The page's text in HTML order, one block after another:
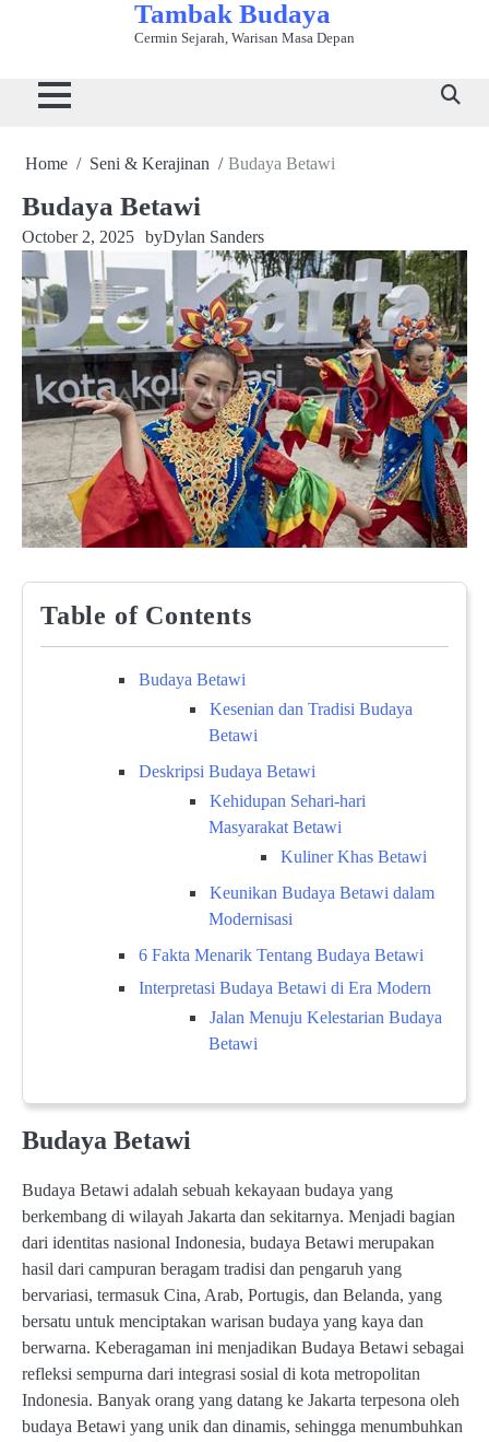
Tambak Budaya
Cermin Sejarah, Warisan Masa Depan
Home Seni & Kerajinan Budaya Betawi
Budaya Betawi
October 2, 2025 byDylan Sanders
Table of Contents
Budaya Betawi
Kesenian dan Tradisi Budaya
Betawi
Deskripsi Budaya Betawi
Kehidupan Sehari-hari
Masyarakat Betawi
Kuliner Khas Betawi
Keunikan Budaya Betawi dalam
Modernisasi
6 Fakta Menarik Tentang Budaya Betawi
Interpretasi Budaya Betawi di Era Modern
Jalan Menuju Kelestarian Budaya
Betawi
Budaya Betawi
Budaya Betawi adalah sebuah kekayaan budaya yang
berkembang di wilayah Jakarta dan sekitarnya. Menjadi bagian
dari identitas nasional Indonesia, budaya Betawi merupakan
hasil dari campuran beragam tradisi dan pengaruh yang
bervariasi, termasuk Cina, Arab, Portugis, dan Belanda, yang
bersatu untuk menciptakan warisan budaya yang kaya dan
berwarna. Keberagaman ini menjadikan Budaya Betawi sebagai
refleksi sempurna dari integrasi sosial di kota metropolitan
Indonesia. Banyak orang yang datang ke Jakarta terpesona oleh
budaya Betawi yang unik dan dinamis, sehingga menumbuhkan